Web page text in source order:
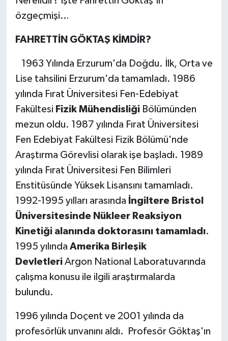
özgeçmişi…
FAHRETTİN GÖKTAŞ KİMDİR?
1963 Yılında Erzurum'da Doğdu. İlk, Orta ve
Lise tahsilini Erzurum'da tamamladı. 1986
yılında Fırat Üniversitesi Fen-Edebiyat
Fakültesi Fizik MühendisliğiBölümünden
mezun oldu. 1987 yılında Fırat Üniversitesi
Fen Edebiyat Fakültesi Fizik Bölümü'nde
Araştırma Görevlisi olarak işe başladı. 1989
yılında Fırat Üniversitesi Fen Bilimleri
Enstitüsünde Yüksek Lisansını tamamladı.
1992-1995 yılları arasında İngiltere Bristol
Üniversitesinde Nükleer Reaksiyon
Kinetiği alanında doktorasını tamamladı.
1995 yılında Amerika Birleşik
DevletleriArgon National Laboratuvarında
çalışma konusu ile ilgili araştırmalarda
bulundu.
1996 yılında Doçent ve 2001 yılında da
profesörlük unvanını aldı. Profesör Göktaş'ın
GÜNDEM
HABERDE İNSAN
MAGAZİN
MEDYA
ÖZEL HABER
POLİTİKA
SAĞLIK
SİYASET
SPOR
TEKNOLOJİ